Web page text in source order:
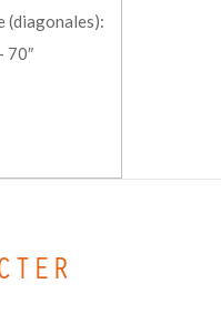
(diagonales):
70″